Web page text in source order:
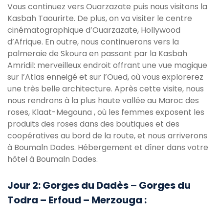
Vous continuez vers Ouarzazate puis nous visitons la
Kasbah Taourirte. De plus, on va visiter le centre
cinématographique d’Ouarzazate, Hollywood
d’Afrique. En outre, nous continuerons vers la
palmeraie de Skoura en passant par la Kasbah
Amridil: merveilleux endroit offrant une vue magique
sur l’Atlas enneigé et sur l’Oued, où vous explorerez
une très belle architecture. Après cette visite, nous
nous rendrons à la plus haute vallée au Maroc des
roses, Klaat-Megouna , où les femmes exposent les
produits des roses dans des boutiques et des
coopératives au bord de la route, et nous arriverons
à Boumaln Dades. Hébergement et dîner dans votre
hôtel à Boumaln Dades.
Jour 2: Gorges du Dadès – Gorges du
Todra – Erfoud – Merzouga :